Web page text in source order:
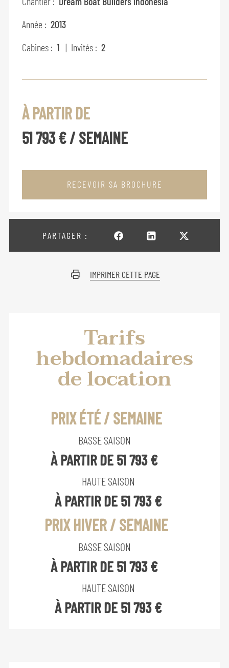
Année : 2013
Cabines : 1 | Invités : 2
À PARTIR DE
51 793 € / SEMAINE
RECEVOIR SA BROCHURE
PARTAGER :
IMPRIMER CETTE PAGE
Tarifs
hebdomadaires
de location
PRIX ÉTÉ / SEMAINE
BASSE SAISON
À PARTIR DE 51 793 €
HAUTE SAISON
À PARTIR DE 51 793 €
PRIX HIVER / SEMAINE
BASSE SAISON
À PARTIR DE 51 793 €
HAUTE SAISON
À PARTIR DE 51 793 €